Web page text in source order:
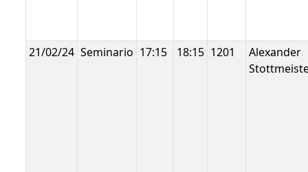
21/02/24 Seminario 17:15 18:15 1201
Alexander